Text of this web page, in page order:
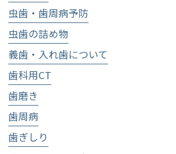
虫歯・歯周病予防
虫歯の詰め物
義歯・入れ歯について
歯科用CT
歯磨き
歯周病
歯ぎしり